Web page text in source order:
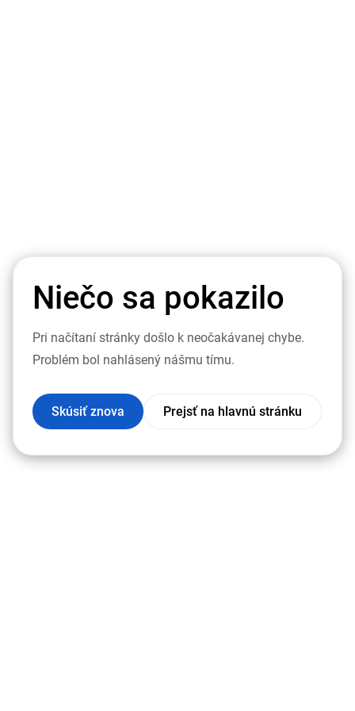
Niečo sa pokazilo
Pri načítaní stránky došlo k neočakávanej chybe.
Problém bol nahlásený nášmu tímu.
Skúsiť znova Prejsť na hlavnú stránku